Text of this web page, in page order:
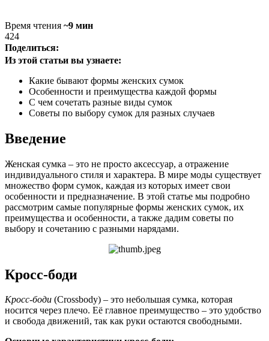
Время чтения ~9 мин
424
Поделиться:
Из этой статьи вы узнаете:
Какие бывают формы женских сумок
Особенности и преимущества каждой формы
С чем сочетать разные виды сумок
Советы по выбору сумок для разных случаев
Введение
Женская сумка – это не просто аксессуар, а отражение
индивидуального стиля и характера. В мире моды существует
множество форм сумок, каждая из которых имеет свои
особенности и предназначение. В этой статье мы подробно
рассмотрим самые популярные формы женских сумок, их
преимущества и особенности, а также дадим советы по
выбору и сочетанию с разными нарядами.
Кросс-боди
Кросс-боди (Crossbody) – это небольшая сумка, которая
носится через плечо. Её главное преимущество – это удобство
и свобода движений, так как руки остаются свободными.